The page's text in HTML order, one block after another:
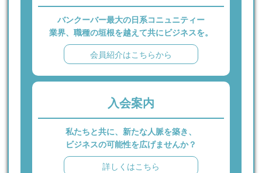
バンクーバー最大の日系コニュニティー
業界、職種の垣根を越えて共にビジネスを。
会員紹介はこちらから
入会案内
私たちと共に、新たな人脈を築き、
ビジネスの可能性を広げませんか？
詳しくはこちら